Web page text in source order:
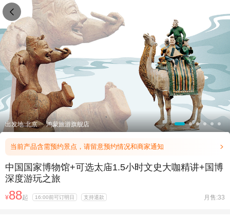
出发地:北京 鸿蒙旅游旗舰店
当前产品含需预约景点，请留意预约情况和商家通知 
中国国家博物馆+可选太庙1.5小时文史大咖精讲+国博
深度游玩之旅
¥88起 16:00前可订明日 支持退款 月售:33
